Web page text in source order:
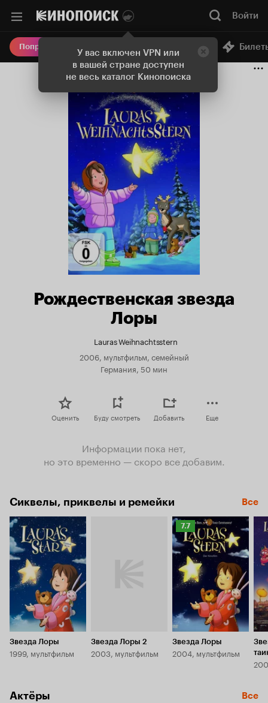
У вас включен VPN или
в вашей стране доступен
не весь каталог Кинопоиска
Войти
Попробовать Плюс Онлайн-кинотеатр
Рождественская звезда
Лоры
Lauras Weihnachtsstern
2006, мультфильм, семейный
Германия, 50 мин
Оценить Буду смотреть Добавить Еще
Информации пока нет,
но это временно — скоро все добавим.
Сиквелы, приквелы и ремейки Все
Звезда Лоры
1999, мультфильм
Звезда Лоры 2
2003, мультфильм
Рейтинг
Кинопоиска
7.7
7.7
Звезда Лоры
2004, мультфильм
Актёры Все